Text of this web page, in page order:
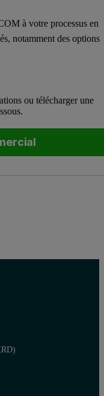
à votre processus en
notamment des options
ou télécharger une